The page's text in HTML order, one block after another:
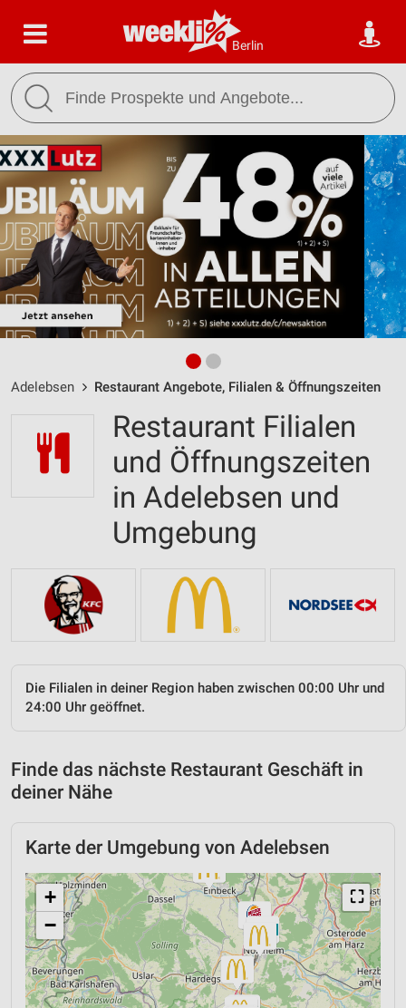
Berlin
Adelebsen Restaurant Angebote, Filialen & Öffnungszeiten
Restaurant Filialen
und Öffnungszeiten
in Adelebsen und
Umgebung
Die Filialen in deiner Region haben zwischen 00:00 Uhr und
24:00 Uhr geöffnet.
Finde das nächste Restaurant Geschäft in
deiner Nähe
Karte der Umgebung von Adelebsen
⛶
+
−